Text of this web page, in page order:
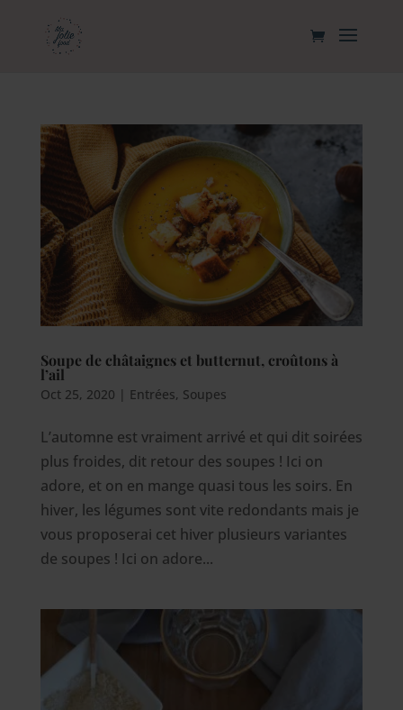
Soupe de châtaignes et butternut, croûtons à
l’ail
Oct 25, 2020 | Entrées, Soupes
L’automne est vraiment arrivé et qui dit soirées
plus froides, dit retour des soupes ! Ici on
adore, et on en mange quasi tous les soirs. En
hiver, les légumes sont vite redondants mais je
vous proposerai cet hiver plusieurs variantes
de soupes ! Ici on adore...